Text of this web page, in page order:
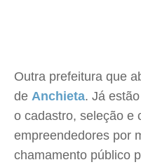
Outra prefeitura que
de Anchieta. Já
o cadastro, seleção e
empreendedores por
chamamento público